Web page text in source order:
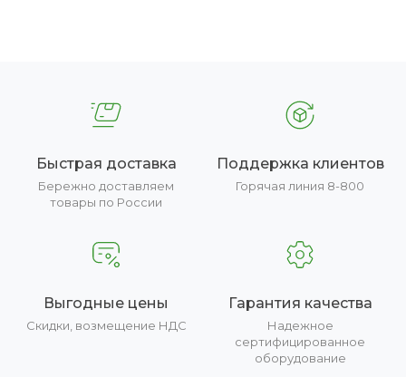
Быстрая доставка
Бережно доставляем
товары по России
Поддержка клиентов
Горячая линия 8-800
Выгодные цены
Скидки, возмещение НДС
Гарантия качества
Надежное
сертифицированное
оборудование